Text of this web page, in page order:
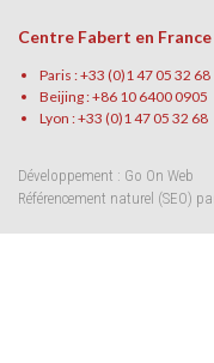
Centre Fabert en
Paris : +33 (0)1 47 05 32 68
Beijing : +86 10 6400 0905
Lyon : +33 (0)1 47 05 32 68
Développement : Go On Web
Référencement naturel (SEO)